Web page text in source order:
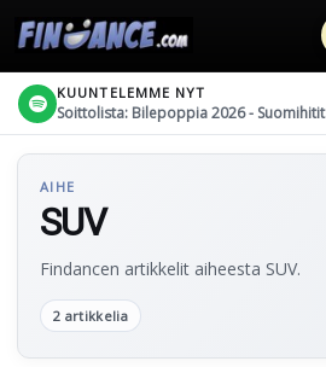
KUUNTELEMME NYT
Soittolista: Bilepoppia 2026 - Suomihitit
AIHE
SUV
Findancen artikkelit aiheesta SUV.
2 artikkelia